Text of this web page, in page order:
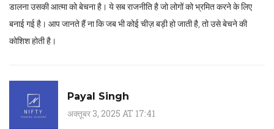
डालना उसकी आत्मा को बेचना है। ये सब राजनीति है जो लोगों को भ्रमित करने के लिए
बनाई गई है। आप जानते हैं ना कि जब भी कोई चीज़ बड़ी हो जाती है, तो उसे बेचने की
कोशिश होती है।
Payal Singh
अक्तूबर 3, 2025 AT 17:41